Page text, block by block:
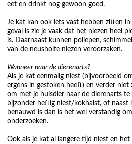
eet en drinkt nog gewoon goed.
Je kat kan ook iets vast hebben zitten
geval is zie je vaak dat het niezen heel
is. Daarnaast kunnen poliepen,
van de neusholte niezen veroorzaken.
Wanneer naar de dierenarts?
Als je kat eenmalig niest (bijvoorbeeld
ergens in gestoken heeft) en verder niet
om met je huisdier naar de dierenarts
bijzonder heftig niest/kokhalst, of naast
benauwd is dan is het wel verstandig
onderzoeken.
Ook als je kat al langere tijd niest en